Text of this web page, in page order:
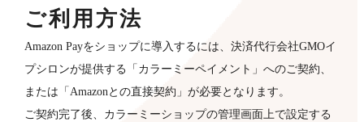
ご利用方法
Amazon Payをショップに導入するには、決済代行会社GMOイ
プシロンが提供する「カラーミーペイメント」へのご契約、
または「Amazonとの直接契約」が必要となります。
ご契約完了後、カラーミーショップの管理画面上で設定する